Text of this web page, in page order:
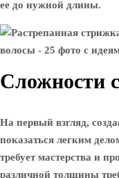
ее до нужной длины.
Сложности
На первый взгляд,
показаться легким
требует мастерства и
различной толщины